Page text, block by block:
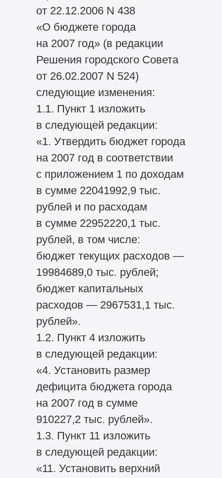
от 22.12.2006 N 438
«О бюджете города
на 2007 год» (в редакции
Решения городского Совета
от 26.02.2007 N 524)
следующие изменения:
1.1. Пункт 1 изложить
в следующей редакции:
«1. Утвердить бюджет города
на 2007 год в соответствии
с приложением 1 по доходам
в сумме 22041992,9 тыс.
рублей и по расходам
в сумме 22952220,1 тыс.
рублей, в том числе:
бюджет текущих расходов —
19984689,0 тыс. рублей;
бюджет капитальных
расходов — 2967531,1 тыс.
рублей».
1.2. Пункт 4 изложить
в следующей редакции:
«4. Установить размер
дефицита бюджета города
на 2007 год в сумме
910227,2 тыс. рублей».
1.3. Пункт 11 изложить
в следующей редакции:
«11. Установить верхний